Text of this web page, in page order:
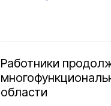
Работники
области